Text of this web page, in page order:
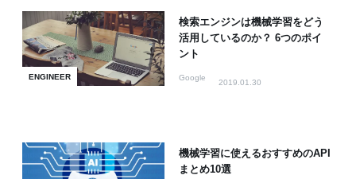
ENGINEER
検索エンジンは機械学習をどう
活用しているのか？ 6つのポイ
ント
Google
2019.01.30
機械学習に使えるおすすめのAPI
まとめ10選